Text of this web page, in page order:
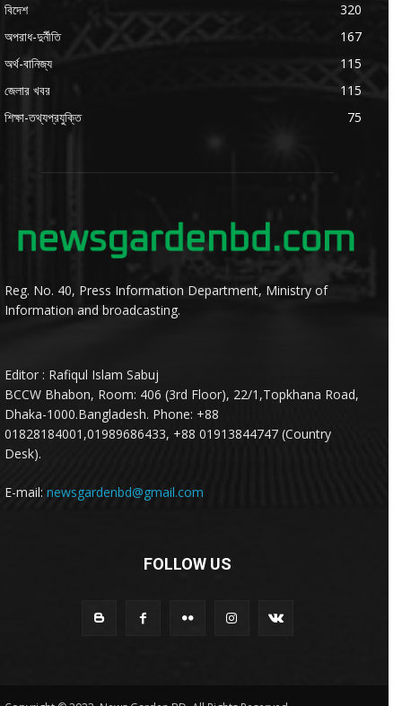
বিদেশ
320
অপরাধ-দুর্নীতি
167
অর্থ-বানিজ্য
115
জেলার খবর
115
শিক্ষা-তথ্যপ্রযুক্তি
75
Reg. No. 40, Press Information Department, Ministry of
Information and broadcasting.
Editor : Rafiqul Islam Sabuj
BCCW Bhabon, Room: 406 (3rd Floor), 22/1,Topkhana Road,
Dhaka-1000.Bangladesh. Phone: +88
01828184001,01989686433, +88 01913844747 (Country
Desk).
E-mail: newsgardenbd@gmail.com
FOLLOW US